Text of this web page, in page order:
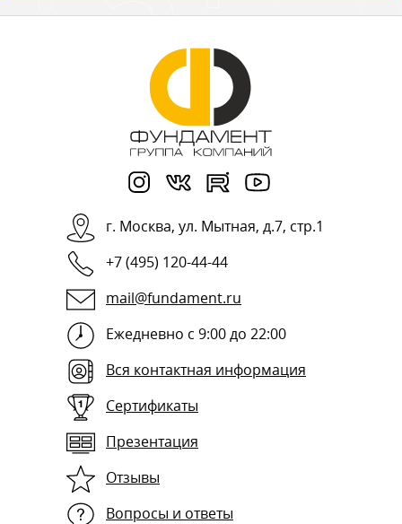
г. Москва, ул. Мытная, д.7, стр.1
+7 (495) 120-44-44
mail@fundament.ru
Ежедневно с 9:00 до 22:00
Вся контактная информация
Сертификаты
Презентация
Отзывы
Вопросы и ответы